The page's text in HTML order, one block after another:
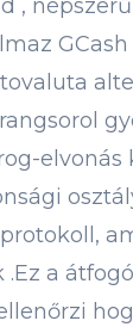
,
GCash
elvonás
.Ez a